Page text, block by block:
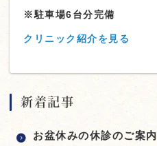
※駐車場6台分完備
クリニック紹介を見る
新着記事
お盆休みの休診のご案内